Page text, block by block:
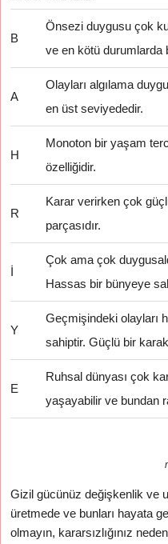
B
Önsezi duygusu çok
ve en kötü durumlarda
A
Olayları algılama
en üst seviyededir.
H
Monoton bir yaşam
özelliğidir.
R
Karar verirken çok
parçasıdır.
İ
Çok ama çok
Hassas bir bünyeye
Y
Geçmişindeki olayları
sahiptir. Güçlü bir
E
Ruhsal dünyası çok
yaşayabilir ve bundan
Gizil gücünüz değişkenlik ve
üretmede ve bunları hayata
olmayın, kararsızlığınız